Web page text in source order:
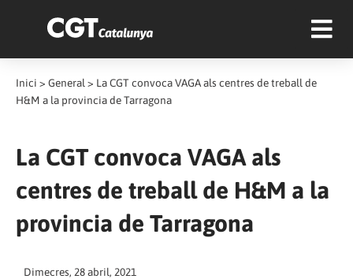
Inici > General > La CGT convoca VAGA als centres de treball de
H&M a la provincia de Tarragona
La CGT convoca VAGA als
centres de treball de H&M a la
provincia de Tarragona
Dimecres, 28 abril, 2021